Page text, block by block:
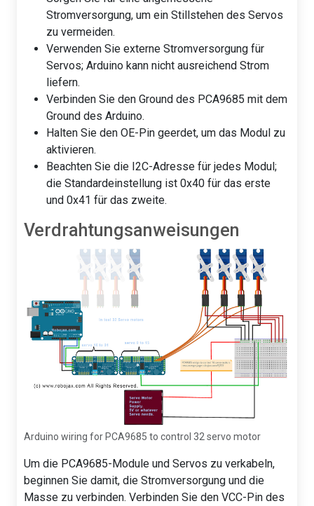
Stromversorgung, um ein Stillstehen des Servos
zu vermeiden.
Verwenden Sie externe Stromversorgung für
Servos; Arduino kann nicht ausreichend Strom
liefern.
Verbinden Sie den Ground des PCA9685 mit dem
Ground des Arduino.
Halten Sie den OE-Pin geerdet, um das Modul zu
aktivieren.
Beachten Sie die I2C-Adresse für jedes Modul;
die Standardeinstellung ist 0x40 für das erste
und 0x41 für das zweite.
Verdrahtungsanweisungen
Arduino wiring for PCA9685 to control 32 servo motor
Um die PCA9685-Module und Servos zu verkabeln,
beginnen Sie damit, die Stromversorgung und die
Masse zu verbinden. Verbinden Sie den VCC-Pin des